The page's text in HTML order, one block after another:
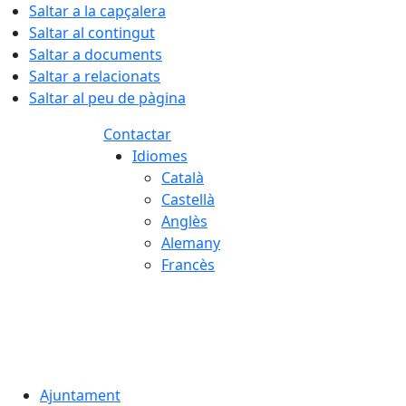
Saltar a la capçalera
Saltar al contingut
Saltar a documents
Saltar a relacionats
Saltar al peu de pàgina
Contactar
Idiomes
Català
Castellà
Anglès
Alemany
Francès
Ajuntament